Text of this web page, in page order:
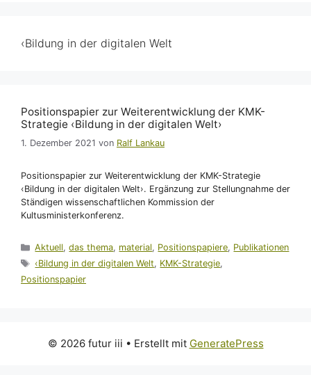
‹Bildung in der digitalen Welt
Positionspapier zur Weiterentwicklung der KMK-
Strategie ‹Bildung in der digitalen Welt›
1. Dezember 2021 von Ralf Lankau
Positionspapier zur Weiterentwicklung der KMK-Strategie
‹Bildung in der digitalen Welt›. Ergänzung zur Stellungnahme der
Ständigen wissenschaftlichen Kommission der
Kultusministerkonferenz.
Kategorien
Aktuell,das thema, material, Positionspapiere, Publikationen
Schlagwörter
‹Bildung in der digitalen Welt, KMK-Strategie,
Positionspapier
© 2026 futur iii • Erstellt mit GeneratePress